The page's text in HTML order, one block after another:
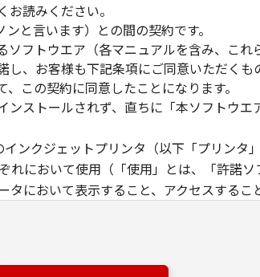
読みください。
と言います）との間の契約です。
フトウエア（各マニュアルを含み、これ
、お客様も下記条項にご同意いただくも
この契約に同意したことになります。
ストールされず、直ちに「本ソフトウエ
ンクジェットプリンタ（以下「プリンタ
れにおいて使用（「使用」とは、「許諾
において表示すること、アクセスするこ
布、貸与その他の方法により、第三者に